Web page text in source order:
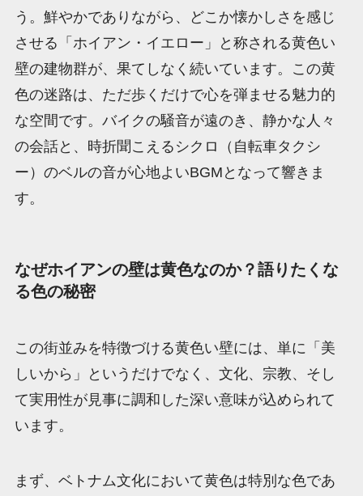
う。鮮やかでありながら、どこか懐かしさを感じ
させる「ホイアン・イエロー」と称される黄色い
壁の建物群が、果てしなく続いています。この黄
色の迷路は、ただ歩くだけで心を弾ませる魅力的
な空間です。バイクの騒音が遠のき、静かな人々
の会話と、時折聞こえるシクロ（自転車タクシ
ー）のベルの音が心地よいBGMとなって響きま
す。
なぜホイアンの壁は黄色なのか？語りたくな
る色の秘密
この街並みを特徴づける黄色い壁には、単に「美
しいから」というだけでなく、文化、宗教、そし
て実用性が見事に調和した深い意味が込められて
います。
まず、ベトナム文化において黄色は特別な色であ